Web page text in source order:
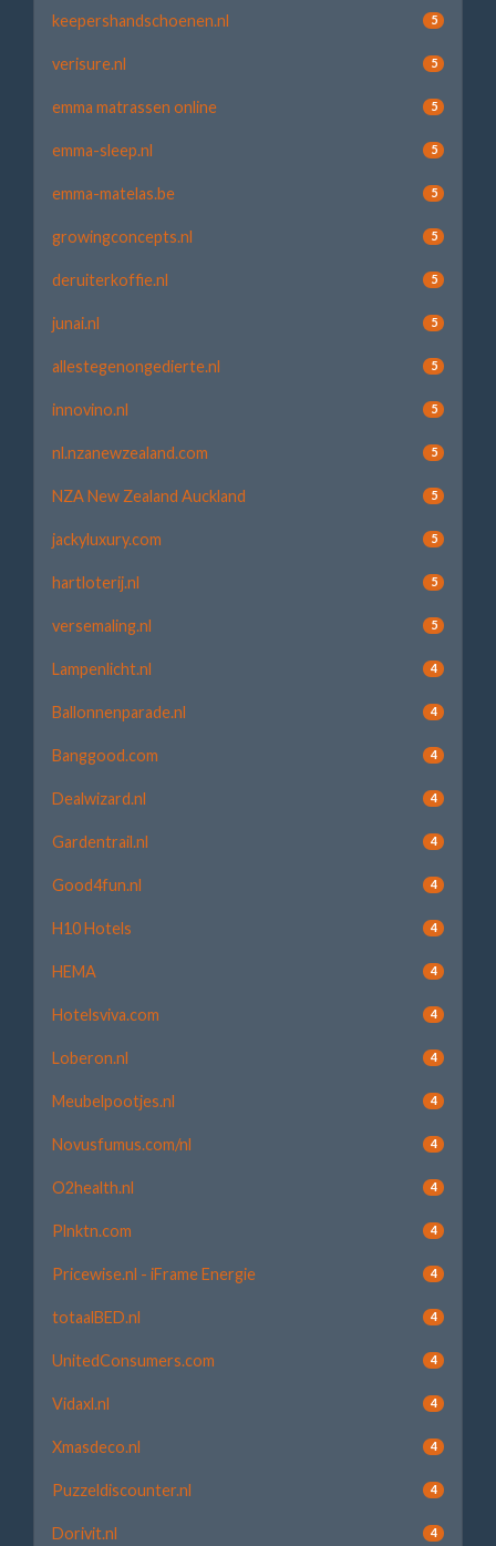
keepershandschoenen.nl 5
verisure.nl 5
emma matrassen online 5
emma-sleep.nl 5
emma-matelas.be 5
growingconcepts.nl 5
deruiterkoffie.nl 5
junai.nl 5
allestegenongedierte.nl 5
innovino.nl 5
nl.nzanewzealand.com 5
NZA New Zealand Auckland 5
jackyluxury.com 5
hartloterij.nl 5
versemaling.nl 5
Lampenlicht.nl 4
Ballonnenparade.nl 4
Banggood.com 4
Dealwizard.nl 4
Gardentrail.nl 4
Good4fun.nl 4
H10 Hotels 4
HEMA 4
Hotelsviva.com 4
Loberon.nl 4
Meubelpootjes.nl 4
Novusfumus.com/nl 4
O2health.nl 4
Plnktn.com 4
Pricewise.nl - iFrame Energie 4
totaalBED.nl 4
UnitedConsumers.com 4
Vidaxl.nl 4
Xmasdeco.nl 4
Puzzeldiscounter.nl 4
Dorivit.nl 4